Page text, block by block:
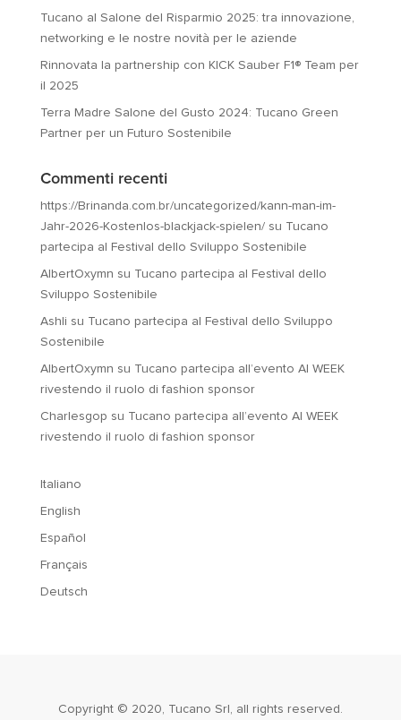
Tucano al Salone del Risparmio 2025: tra innovazione,
networking e le nostre novità per le aziende
Rinnovata la partnership con KICK Sauber F1® Team per
il 2025
Terra Madre Salone del Gusto 2024: Tucano Green
Partner per un Futuro Sostenibile
Commenti recenti
https://Brinanda.com.br/uncategorized/kann-man-im-
Jahr-2026-Kostenlos-blackjack-spielen/su Tucano
partecipa al Festival dello Sviluppo Sostenibile
AlbertOxymn su Tucano partecipa al Festival dello
Sviluppo Sostenibile
Ashli su Tucano partecipa al Festival dello Sviluppo
Sostenibile
AlbertOxymn su Tucano partecipa all’evento AI WEEK
rivestendo il ruolo di fashion sponsor
Charlesgop su Tucano partecipa all’evento AI WEEK
rivestendo il ruolo di fashion sponsor
Italiano
English
Español
Français
Deutsch
Copyright © 2020, Tucano Srl, all rights reserved.